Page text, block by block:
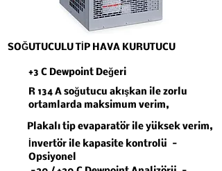
SOĞUTUCULU TİP HAVA KURUTUCU
+3 C Dewpoint Değeri
R 134 A soğutucu akışkan ile zorlu
ortamlarda maksimum verim,
Plakalı tip evaparatör ile yüksek verim,
İnvertör ile kapasite kontrolü -
Opsiyonel